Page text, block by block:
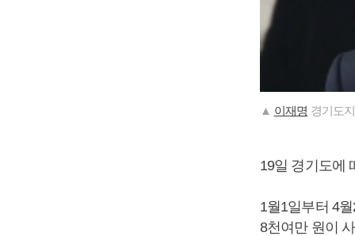
▲ 이재명 경기도
19일 경기도에
1월1일부터 4
8천여만 원이